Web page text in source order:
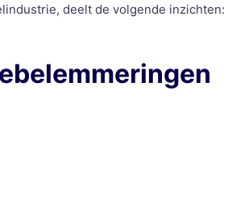
deelt de volgende inzichten: